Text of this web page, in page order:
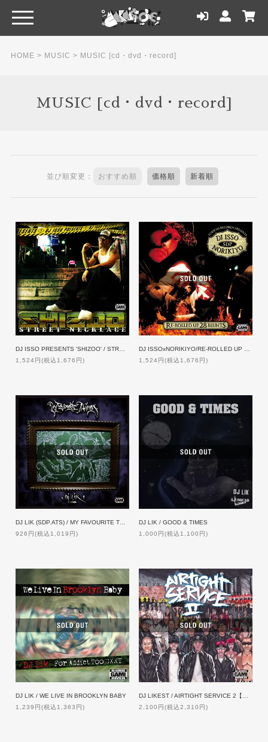
HOME > MUSIC > MUSIC [cd・dvd・record]
MUSIC [cd・dvd・record]
並び順変更： おすすめ順 価格順 新着順
1,524円(税込1,676円)
1,524円(税込1,676円)
DJ LIK (SDP.ATS) / MY FAVOURITE THINGS
926円(税込1,019円)
DJ LIK / GOOD & TIMES
1,000円(税込1,100円)
DJ LIK / WE LIVE IN BROOKLYN BABY
1,239円(税込1,363円)
2,100円(税込2,310円)